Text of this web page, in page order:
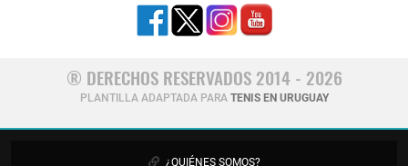
® DERECHOS RESERVADOS 2014 - 2026
PLANTILLA ADAPTADA PARA TENIS EN URUGUAY
¿QUIÉNES SOMOS?